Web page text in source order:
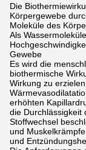
Die
Körpergewebe
Moleküle des
Als
Gewebe
Es wird die
biothermische
Wirkung zu erzielen.
erhöhten
die Durchlässigkeit
Stoffwechsel
und
und